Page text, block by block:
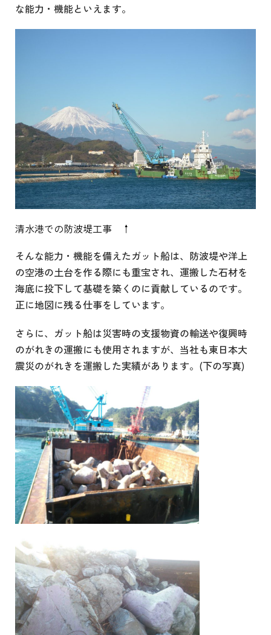
な能力・機能といえます。
清水港での防波堤工事 ↑
そんな能力・機能を備えたガット船は、防波堤や洋上
の空港の土台を作る際にも重宝され、運搬した石材を
海底に投下して基礎を築くのに貢献しているのです。
正に地図に残る仕事をしています。
さらに、ガット船は災害時の支援物資の輸送や復興時
のがれきの運搬にも使用されますが、当社も東日本大
震災のがれきを運搬した実績があります。(下の写真)